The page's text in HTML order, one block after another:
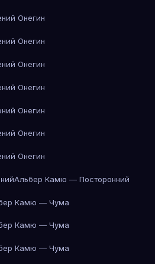
Онегин
Онегин
Онегин
Онегин
Онегин
Онегин
Онегин
Альбер Камю — Посторонний
Камю — Чума
Камю — Чума
Камю — Чума